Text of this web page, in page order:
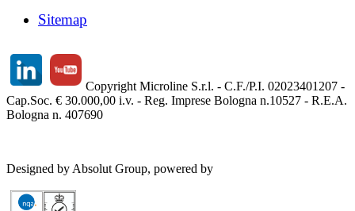
Sitemap
Copyright Microline S.r.l. - C.F./P.I. 02023401207 -
Cap.Soc. € 30.000,00 i.v. - Reg. Imprese Bologna n.10527 - R.E.A.
Bologna n. 407690
Designed by Absolut Group, powered by